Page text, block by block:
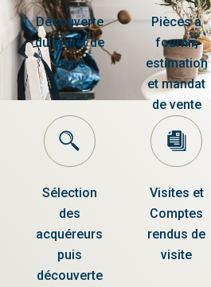
Découverte
du projet de
vente
Pièces à
fournir,
estimation
et mandat
de vente
Sélection
des
acquéreurs
puis
découverte
Visites et
Comptes
rendus de
visite